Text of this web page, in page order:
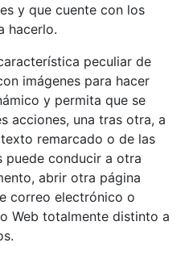
y que cuente con los
hacerlo.
peculiar de
imágenes para hacer
y permita que se
acciones, una tras otra, a
remarcado o de las
puede conducir a otra
abrir otra página
correo electrónico o
Web totalmente distinto a